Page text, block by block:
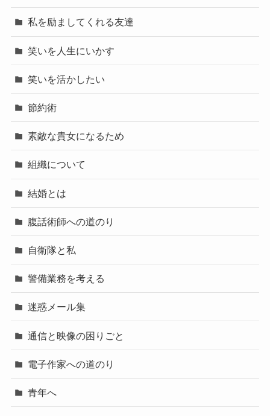
私を励ましてくれる友達
笑いを人生にいかす
笑いを活かしたい
節約術
素敵な貴女になるため
組織について
結婚とは
腹話術師への道のり
自衛隊と私
警備業務を考える
迷惑メール集
通信と映像の困りごと
電子作家への道のり
青年へ